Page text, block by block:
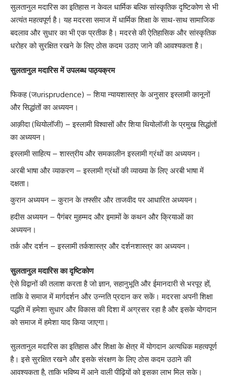
सुलतानुल मदारिस का इतिहास न केवल धार्मिक बल्कि सांस्कृतिक दृष्टिकोण से भी
अत्यंत महत्वपूर्ण है। यह मदरसा समाज में धार्मिक शिक्षा के साथ-साथ सामाजिक
बदलाव और सुधार का भी एक प्रतीक है। मदरसे की ऐतिहासिक और सांस्कृतिक
धरोहर को सुरक्षित रखने के लिए ठोस कदम उठाए जाने की आवश्यकता है।
सुलतानुल मदारिस में उपलब्ध पाठ्यक्रम
फिकह (जurisprudence) – शिया न्यायशास्त्र के अनुसार इस्लामी कानूनों
और सिद्धांतों का अध्ययन।
आक़ीदा (थियोलॉजी) – इस्लामी विश्वासों और शिया थियोलॉजी के प्रमुख सिद्धांतों
का अध्ययन।
इस्लामी साहित्य – शास्त्रीय और समकालीन इस्लामी ग्रंथों का अध्ययन।
अरबी भाषा और व्याकरण – इस्लामी ग्रंथों की व्याख्या के लिए अरबी भाषा में
दक्षता।
कुरान अध्ययन – कुरान के तफ्सीर और ताजवीद पर आधारित अध्ययन।
हदीस अध्ययन – पैगंबर मुहम्मद और इमामों के कथन और क्रियाओं का
अध्ययन।
तर्क और दर्शन – इस्लामी तर्कशास्त्र और दर्शनशास्त्र का अध्ययन।
सुलतानुल मदारिस का दृष्टिकोण
ऐसे विद्वानों की तलाश करता है जो ज्ञान, सहानुभूति और ईमानदारी से भरपूर हों,
ताकि वे समाज में मार्गदर्शन और उन्नति प्रदान कर सकें। मदरसा अपनी शिक्षा
पद्धति में हमेशा सुधार और विकास की दिशा में अग्रसर रहा है और इसके योगदान
को समाज में हमेशा याद किया जाएगा।
सुलतानुल मदारिस का इतिहास और शिक्षा के क्षेत्र में योगदान अत्यधिक महत्वपूर्ण
है। इसे सुरक्षित रखने और इसके संरक्षण के लिए ठोस कदम उठाने की
आवश्यकता है, ताकि भविष्य में आने वाली पीढ़ियों को इसका लाभ मिल सके।